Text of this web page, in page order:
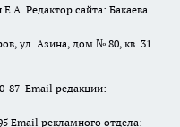
Редактор сайта: Бакаева
ул. Азина, дом № 80, кв. 31
87 Email редакции:
Email рекламного отдела: